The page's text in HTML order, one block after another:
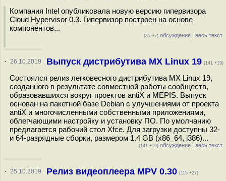
Компания Intel опубликовала новую версию гипервизора
Cloud Hypervisor 0.3. Гипервизор построен на основе
компонентов...
(35 +7) обсуждение | весь текст
· 26.10.2019 Выпуск дистрибутива MX Linux 19 (141 +19)
Состоялся релиз легковесного дистрибутива MX Linux 19,
созданного в результате совместной работы сообществ,
образовавшихся вокруг проектов antiX и MEPIS. Выпуск
основан на пакетной базе Debian с улучшениями от проекта
antiX и многочисленными собственными приложениями,
облегчающими настройку и установку ПО. По умолчанию
предлагается рабочий стол Xfce. Для загрузки доступны 32-
и 64-разрядные сборки, размером 1.4 GB (x86_64, i386)...
(141 +19) обсуждение | весь текст
· 25.10.2019 Релиз видеоплеера MPV 0.30 (115 +27)